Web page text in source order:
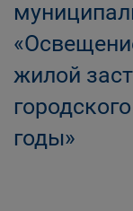
жилой
годы»